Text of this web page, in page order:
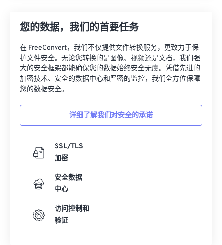
您的数据，我们的首要任务
在 FreeConvert，我们不仅提供文件转换服务，更致力于保
护文件安全。无论您转换的是图像、视频还是文档，我们强
大的安全框架都能确保您的数据始终安全无虞。凭借先进的
加密技术、安全的数据中心和严密的监控，我们全方位保障
您的数据安全。
详细了解我们对安全的承诺
SSL/TLS
加密
安全数据
中心
访问控制和
验证